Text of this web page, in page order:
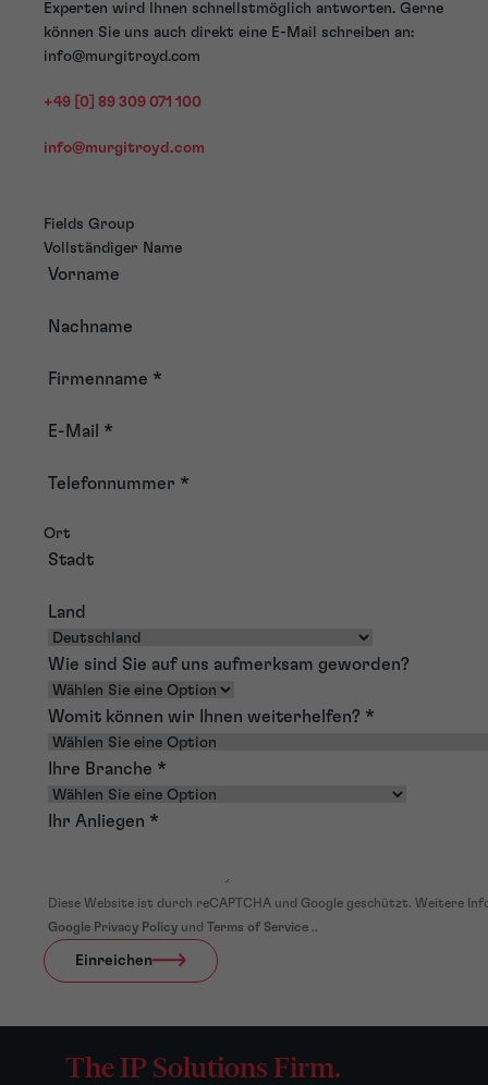
Experten wird Ihnen schnellstmöglich antworten. Gerne
können Sie uns auch direkt eine E-Mail schreiben an:
info@murgitroyd.com
+49 [0] 89 309 071 100
info@murgitroyd.com
Fields Group
Vollständiger Name
Vorname
Nachname
Firmenname *
E-Mail *
Telefonnummer *
Ort
Stadt
Land
Wie sind Sie auf uns aufmerksam geworden?
Womit können wir Ihnen weiterhelfen? *
Ihre Branche *
Ihr Anliegen *
Diese Website ist durch reCAPTCHA und Google geschützt. Weitere
Google Privacy Policy und Terms of Service ..
Einreichen
The IP Solutions Firm.